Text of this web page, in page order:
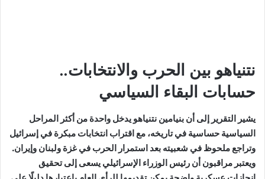
نتنياهو بين الحرب والانتخابات..
حسابات البقاء السياسي
يشير التقرير إلى أن بنيامين نتنياهو يدخل واحدة من أكثر المراحل
السياسية حساسية في تاريخه، مع اقتراب انتخابات مبكرة في إسرائيل
وتراجع ملحوظ في شعبيته بعد استمرار الحرب في غزة ولبنان وإيران.
ويعتبر مراقبون أن رئيس الوزراء الإسرائيلي يسعى إلى تحقيق